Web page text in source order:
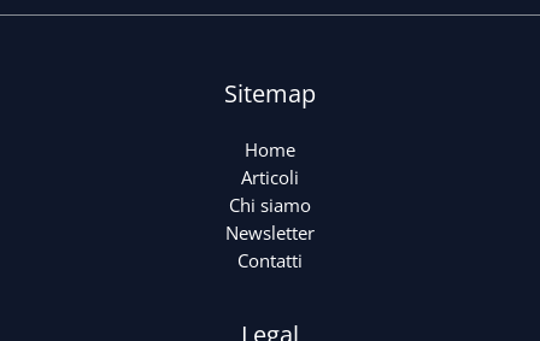
Sitemap
Home
Articoli
Chi siamo
Newsletter
Contatti